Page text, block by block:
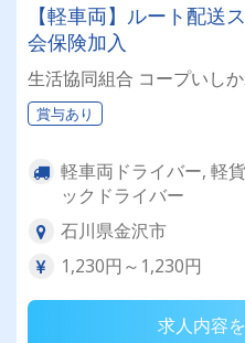
【軽車両】ルート配送
会保険加入
生活協同組合 コープいし
賞与あり
軽車両ドライバー, 軽
ックドライバー
石川県金沢市
1,230円～1,230円
求人内容